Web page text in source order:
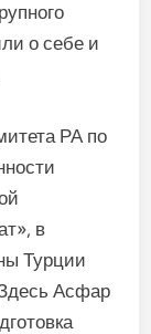
о себе и
РА по
в
Турции
Асфар